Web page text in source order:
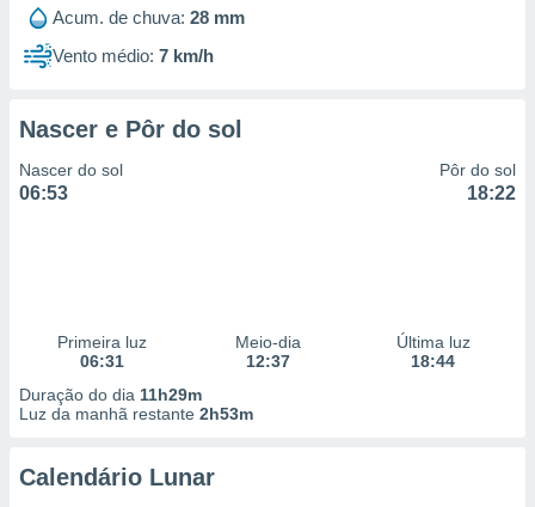
Acum. de chuva: 28 mm
Vento médio: 7 km/h
Nascer e Pôr do sol
Nascer do sol
06:53
Pôr do sol
18:22
Primeira luz
06:31
Meio-dia
12:37
Última luz
18:44
Duração do dia 11h29m
Luz da manhã restante 2h53m
Calendário Lunar